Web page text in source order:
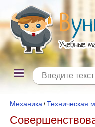
Механика \Техническая